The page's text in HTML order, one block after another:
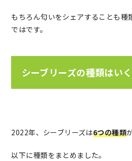
もちろん匂いをシェアすることも種
ではです。
シーブリーズの種類はい
2022年、シーブリーズは6つの種類
以下に種類をまとめました。